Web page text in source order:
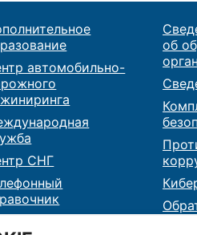
автомобильно-
СНГ
об